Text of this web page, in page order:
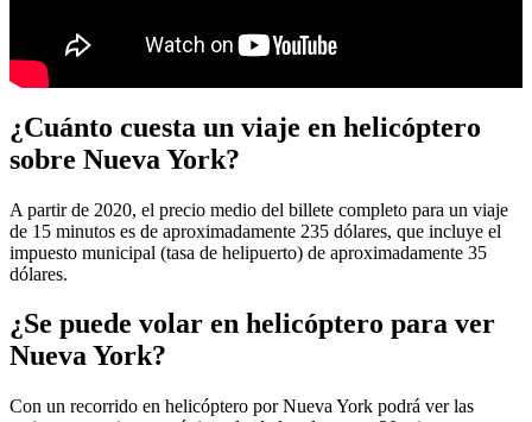
¿Cuánto cuesta un viaje en helicóptero
sobre Nueva York?
A partir de 2020, el precio medio del billete completo para un viaje
de 15 minutos es de aproximadamente 235 dólares, que incluye el
impuesto municipal (tasa de helipuerto) de aproximadamente 35
dólares.
¿Se puede volar en helicóptero para ver
Nueva York?
Con un recorrido en helicóptero por Nueva York podrá ver las